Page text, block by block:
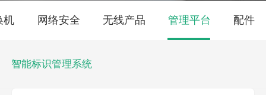
网络安全
机 网络安全 无线产品 管理平台 配件
智能标识管理系统